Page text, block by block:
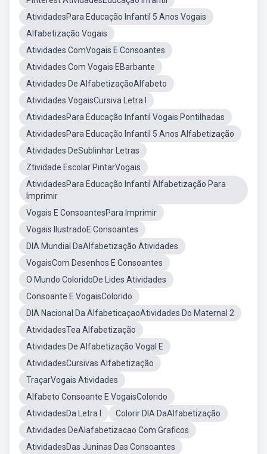
AtividadesPara Educação Infantil 5 Anos Vogais
Alfabetização Vogais
Atividades ComVogais E Consoantes
Atividades Com Vogais EBarbante
Atividades De AlfabetizaçãoAlfabeto
Atividades VogaisCursiva Letra I
AtividadesPara Educação Infantil Vogais Pontilhadas
AtividadesPara Educação Infantil 5 Anos Alfabetização
Atividades DeSublinhar Letras
Ztividade Escolar PintarVogais
AtividadesPara Educação Infantil Alfabetização Para
Imprimir
Vogais E ConsoantesPara Imprimir
Vogais IlustradoE Consoantes
DIA Mundial DaAlfabetização Atividades
VogaisCom Desenhos E Consoantes
O Mundo ColoridoDe Lides Atividades
Consoante E VogaisColorido
DIA Nacional Da AlfabeticaçaoAtividades Do Maternal 2
AtividadesTea Alfabetização
Atividades De Alfabetização Vogal E
AtividadesCursivas Alfabetização
TraçarVogais Atividades
Alfabeto Consoante E VogaisColorido
AtividadesDa Letra I
Colorir DIA DaAlfabetização
Atividades DeAlafabetizacao Com Graficos
AtividadesDas Juninas Das Consoantes